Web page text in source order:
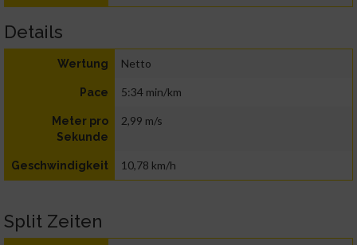
Details
Wertung Netto
Pace 5:34 min/km
Meter pro
Sekunde
2,99 m/s
Geschwindigkeit 10,78 km/h
Split Zeiten